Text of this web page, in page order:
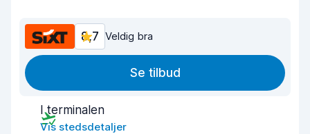
8,7 Veldig bra
Se tilbud
I terminalen
Vis stedsdetaljer